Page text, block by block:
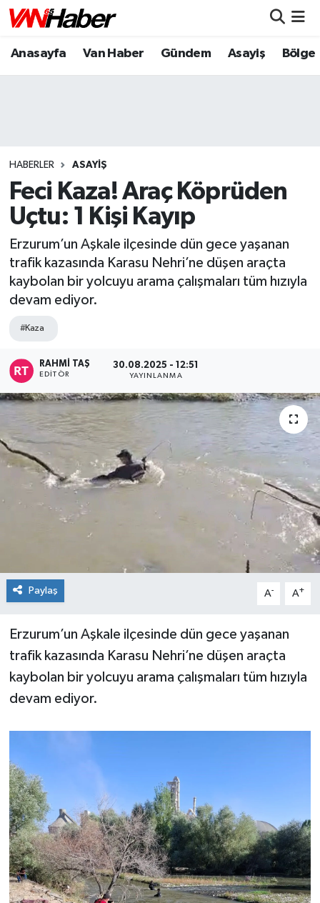
Anasayfa Van Haber Gündem Asayiş Bölge
HABERLER ASAYIŞ
Feci Kaza! Araç Köprüden
Uçtu: 1 Kişi Kayıp
Erzurum’un Aşkale ilçesinde dün gece yaşanan
trafik kazasında Karasu Nehri’ne düşen araçta
kaybolan bir yolcuyu arama çalışmaları tüm hızıyla
devam ediyor.
#Kaza
RAHMI TAŞ
EDITÖR
30.08.2025 - 12:51
YAYINLANMA
Paylaş A- A+
Erzurum’un Aşkale ilçesinde dün gece yaşanan
trafik kazasında Karasu Nehri’ne düşen araçta
kaybolan bir yolcuyu arama çalışmaları tüm hızıyla
devam ediyor.
Nöbetçi Eczaneler
Puan Durumu ve Fikstür
Tüm Manşetler
Son Dakika Haberleri